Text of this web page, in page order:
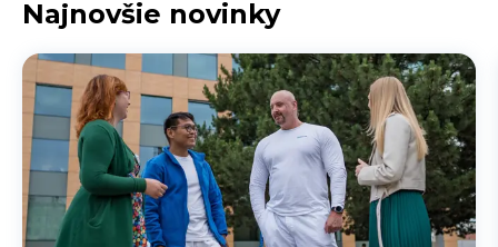
Najnovšie novinky